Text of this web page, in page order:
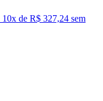
10x de R$ 327,24 sem